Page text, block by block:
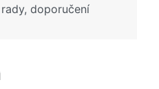
doporučení